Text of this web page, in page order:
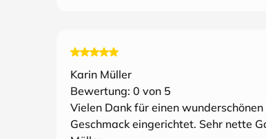
Karin Müller
Bewertung: 0 von 5
Vielen Dank für einen
Geschmack eingerichtet. Sehr nette